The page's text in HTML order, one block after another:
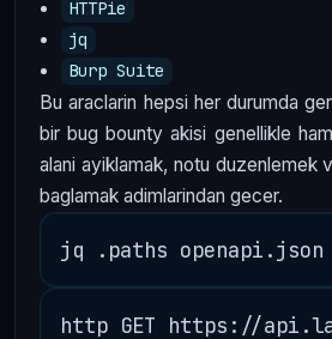
HTTPie
jq
Burp Suite
Bu araclarin hepsi her durumda
bir bug bounty akisi genellikle
alani ayiklamak, notu duzenlemek
baglamak adimlarindan gecer.